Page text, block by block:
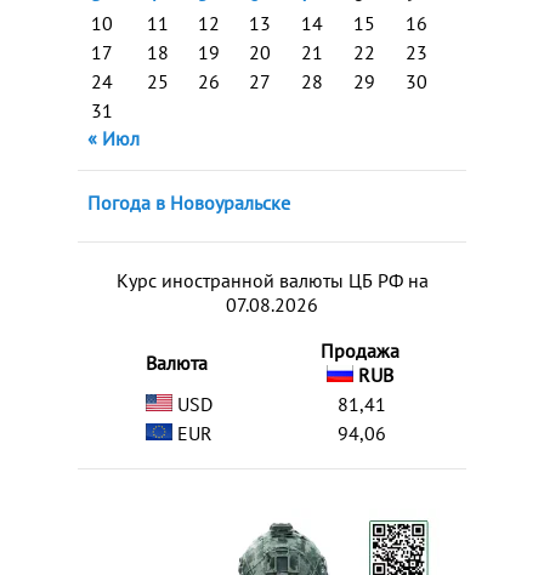
10
11 12 13 14 15
16
17
18 19 20 21 22
23
24
25 26 27 28 29
30
31
« Июл
Погода в Новоуральске
Курс иностранной валюты ЦБ РФ на
07.08.2026
Валюта
Продажа
RUB
USD
81,41
EUR
94,06